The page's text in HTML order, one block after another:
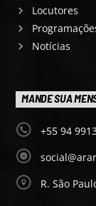
Locutores
Notícias
MANDE SUA
+55 94
R. São